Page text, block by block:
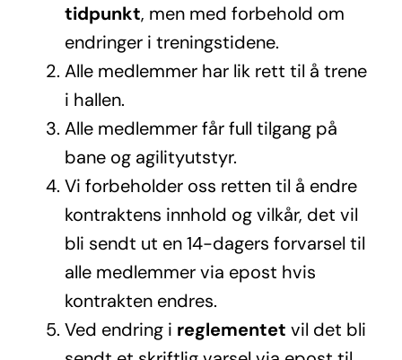
tidpunkt, men med forbehold om
endringer i treningstidene.
Alle medlemmer har lik rett til å trene
i hallen.
Alle medlemmer får full tilgang på
bane og agilityutstyr.
Vi forbeholder oss retten til å endre
kontraktens innhold og vilkår, det vil
bli sendt ut en 14-dagers forvarsel til
alle medlemmer via epost hvis
kontrakten endres.
Ved endring i reglementet vil det bli